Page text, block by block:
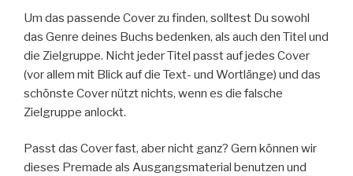
Um das passende Cover zu finden, solltest Du sowohl
das Genre deines Buchs bedenken, als auch den Titel und
die Zielgruppe. Nicht jeder Titel passt auf jedes Cover
(vor allem mit Blick auf die Text- und Wortlänge) und das
schönste Cover nützt nichts, wenn es die falsche
Zielgruppe anlockt.
Passt das Cover fast, aber nicht ganz? Gern können wir
dieses Premade als Ausgangsmaterial benutzen und